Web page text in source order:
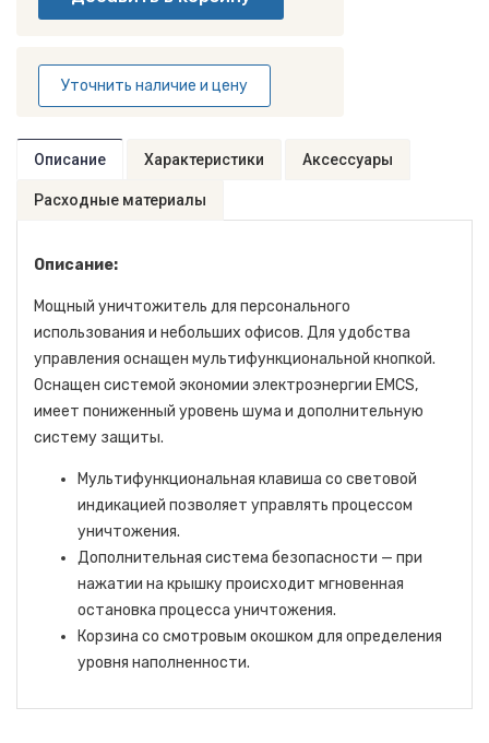
Уточнить наличие и цену
Описание Характеристики Аксессуары
Расходные материалы
Описание:
Мощный уничтожитель для персонального
использования и небольших офисов. Для удобства
управления оснащен мультифункциональной кнопкой.
Оснащен системой экономии электроэнергии EMCS,
имеет пониженный уровень шума и дополнительную
систему защиты.
Мультифункциональная клавиша со световой
индикацией позволяет управлять процессом
уничтожения.
Дополнительная система безопасности — при
нажатии на крышку происходит мгновенная
остановка процесса уничтожения.
Корзина со смотровым окошком для определения
уровня наполненности.